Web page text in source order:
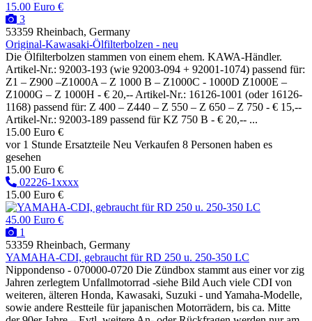
15.00 Euro €
3
53359 Rheinbach, Germany
Original-Kawasaki-Ölfilterbolzen - neu
Die Ölfilterbolzen stammen von einem ehem. KAWA-Händler.
Artikel-Nr.: 92003-193 (wie 92003-094 + 92001-1074) passend für:
Z1 – Z900 –Z1000A – Z 1000 B – Z1000C - 1000D Z1000E –
Z1000G – Z 1000H - € 20,-- Artikel-Nr.: 16126-1001 (oder 16126-
1168) passend für: Z 400 – Z440 – Z 550 – Z 650 – Z 750 - € 15,--
Artikel-Nr.: 92003-189 passend für KZ 750 B - € 20,-- ...
15.00 Euro €
vor 1 Stunde Ersatzteile Neu Verkaufen 8 Personen haben es
gesehen
15.00 Euro €
02226-1xxxx
15.00 Euro €
45.00 Euro €
1
53359 Rheinbach, Germany
YAMAHA-CDI, gebraucht für RD 250 u. 250-350 LC
Nippondenso - 070000-0720 Die Zündbox stammt aus einer vor zig
Jahren zerlegtem Unfallmotorrad -siehe Bild Auch viele CDI von
weiteren, älteren Honda, Kawasaki, Suzuki - und Yamaha-Modelle,
sowie andere Restteile für japanischen Motorrädern, bis ca. Mitte